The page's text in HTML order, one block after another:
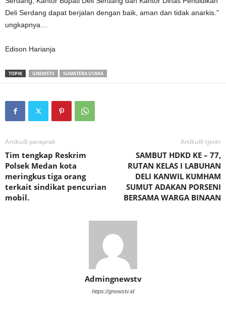
Deli Serdang dapat berjalan dengan baik, aman dan tidak anarkis.”
ungkapnya…
Edison Harianja
TOPIK GNEWSTV SUMATERA UTARA
Artikulli paraprak
Tim tengkap Reskrim
Polsek Medan kota
meringkus tiga orang
terkait sindikat pencurian
mobil.
Artikulli tjetër
SAMBUT HDKD KE – 77,
RUTAN KELAS I LABUHAN
DELI KANWIL KUMHAM
SUMUT ADAKAN PORSENI
BERSAMA WARGA BINAAN
Admingnewstv
https://gnewstv.id